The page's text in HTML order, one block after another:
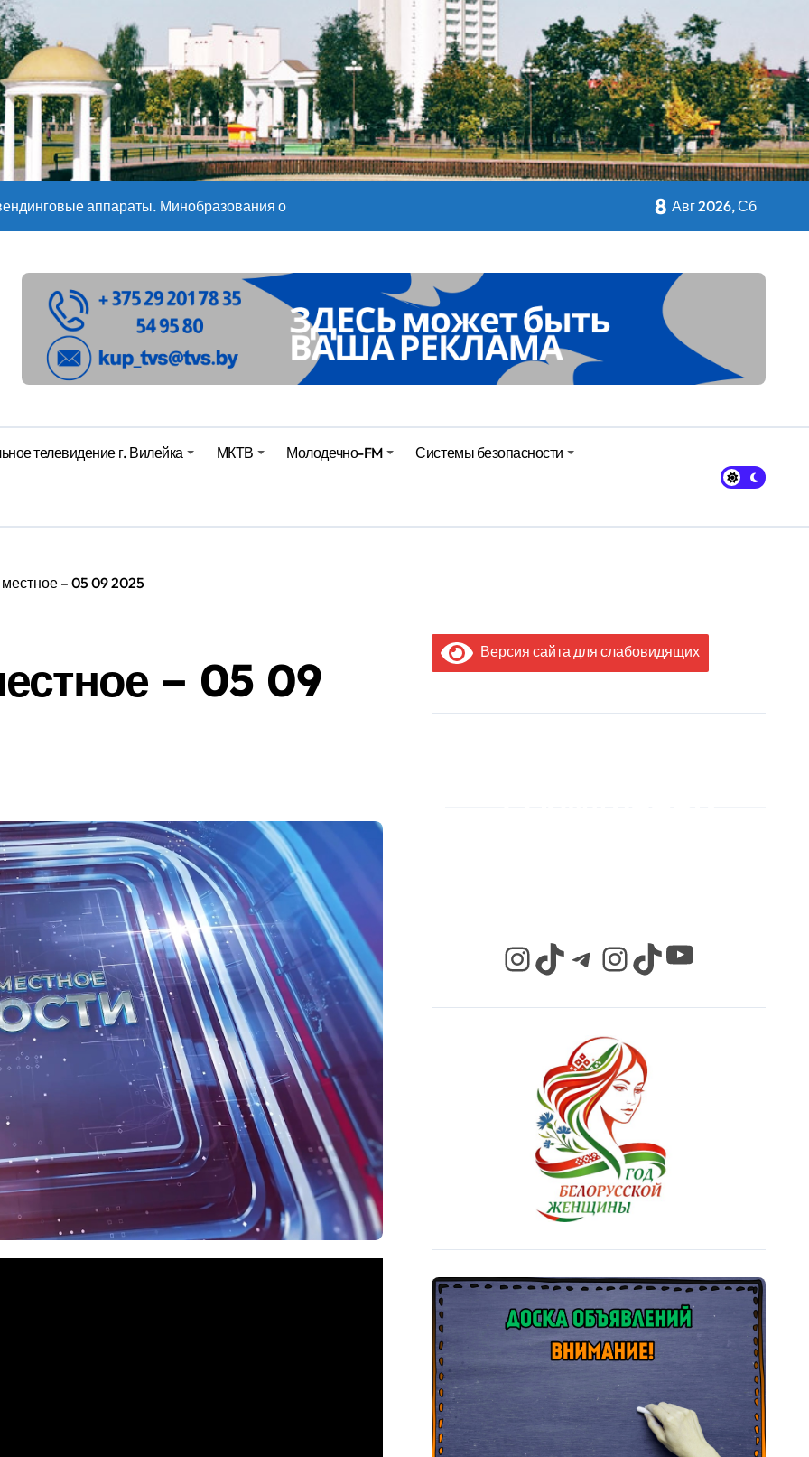
– 05 08 2026
– 07 08 20
аппараты. Минобразования об изменениях в школьном питании
из Молодечно о 50-килограммовом каравае для Дворца Независимости
детей с 1 сентября, рассказали в правительстве
рассказали о погоде на сегодня
– 05 08 2026
– 07 08 20
8 Авг 2026, Сб
телевидение г. Вилейка МКТВ Молодечно-FM Системы безопасности
– 05 09 2025
– 05 09
Версия сайта для слабовидящих
InstagramTikTok Telegram InstagramTikTok YouTube